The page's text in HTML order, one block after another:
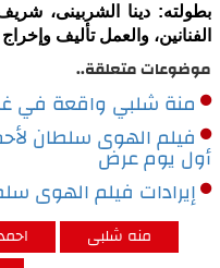
بطولته: دينا الشربينى،
الفنانين، والعمل تأليف
موضوعات متعلقة..
منة شلبي واقعة في
أول يوم عرض
إيرادات فيلم الهوى سلطان تتخطى 11ونصف
منه شلبى